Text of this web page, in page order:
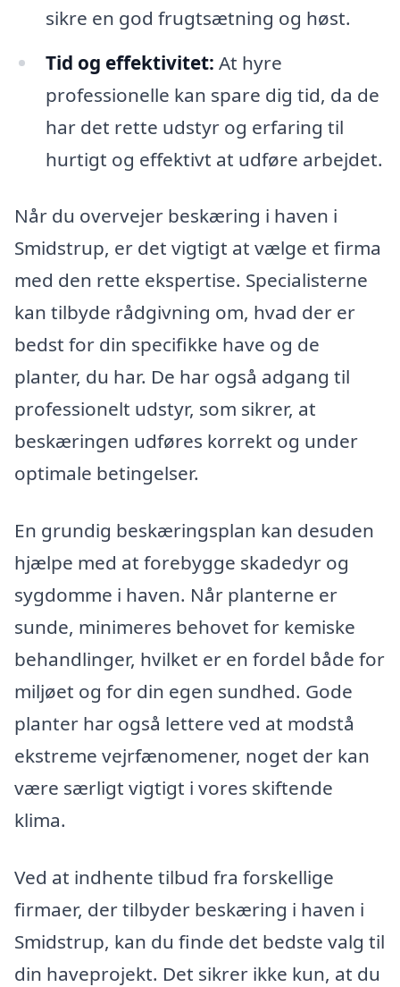
sikre en god frugtsætning og høst.
Tid og effektivitet: At hyre
professionelle kan spare dig tid, da de
har det rette udstyr og erfaring til
hurtigt og effektivt at udføre arbejdet.
Når du overvejer beskæring i haven i
Smidstrup, er det vigtigt at vælge et firma
med den rette ekspertise. Specialisterne
kan tilbyde rådgivning om, hvad der er
bedst for din specifikke have og de
planter, du har. De har også adgang til
professionelt udstyr, som sikrer, at
beskæringen udføres korrekt og under
optimale betingelser.
En grundig beskæringsplan kan desuden
hjælpe med at forebygge skadedyr og
sygdomme i haven. Når planterne er
sunde, minimeres behovet for kemiske
behandlinger, hvilket er en fordel både for
miljøet og for din egen sundhed. Gode
planter har også lettere ved at modstå
ekstreme vejrfænomener, noget der kan
være særligt vigtigt i vores skiftende
klima.
Ved at indhente tilbud fra forskellige
firmaer, der tilbyder beskæring i haven i
Smidstrup, kan du finde det bedste valg til
din haveprojekt. Det sikrer ikke kun, at du